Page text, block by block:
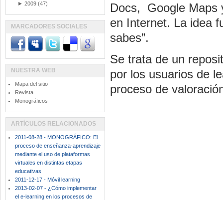
Docs, Google Maps
en Internet. La idea
sabes”.
Se trata de un
por los usuarios de
proceso de
► 2009 (47)
MARCADORES SOCIALES
NUESTRA WEB
Mapa del sitio
Revista
Monográficos
ARTÍCULOS RELACIONADOS
2011-08-28 - MONOGRÁFICO: El
proceso de enseñanza-aprendizaje
mediante el uso de plataformas
virtuales en distintas etapas
educativas
2011-12-17 - Móvil learning
2013-02-07 - ¿Cómo implementar
el e-learning en los procesos de